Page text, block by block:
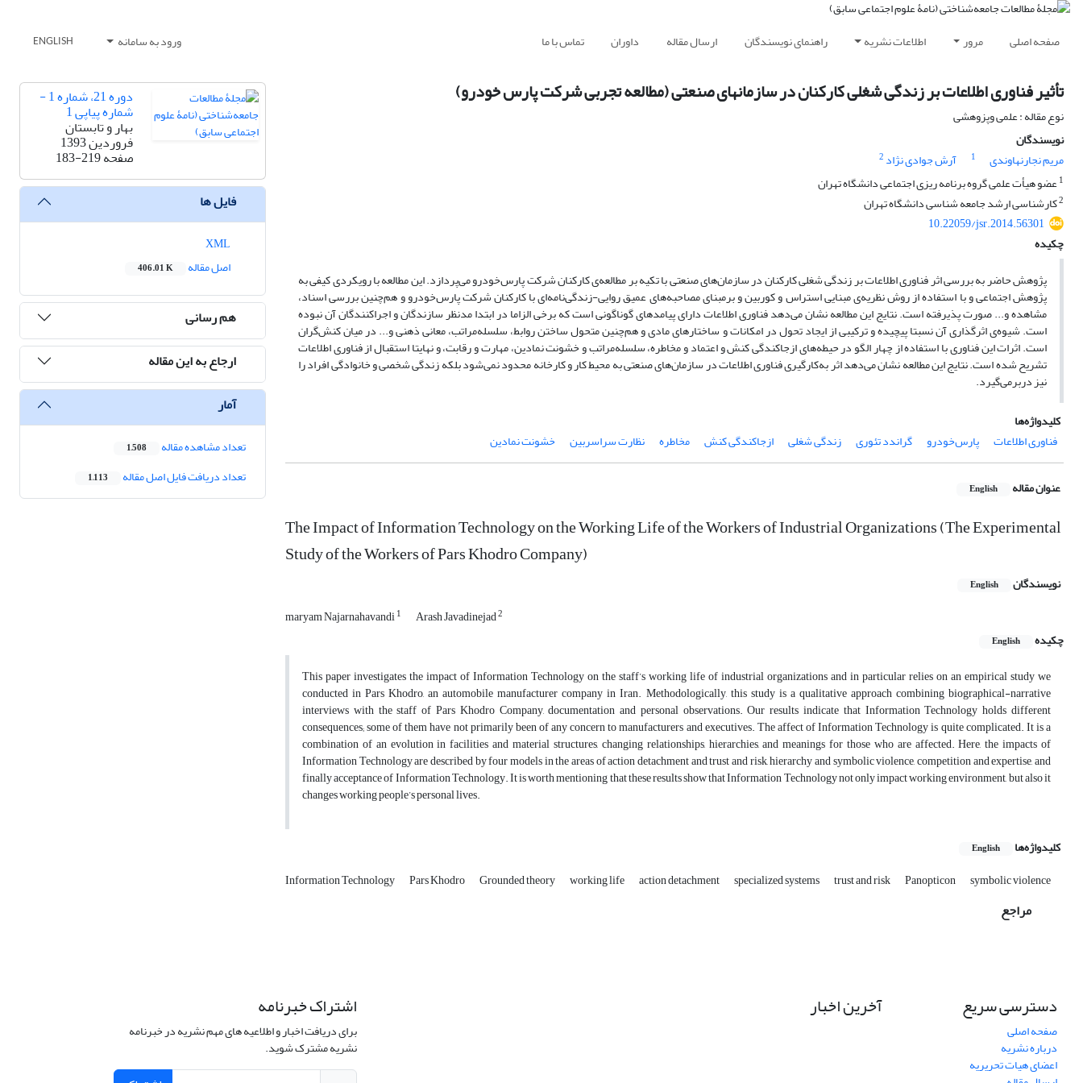
صفحه اصلی مرور اطلاعات نشریه راهنمای نویسندگان ارسال مقاله داوران تماس با ما ورود به سامانه ENGLISH
تأثیر فناوری اطلاعات بر زندگی شغلی کارکنان در سازمان‏های صنعتی (مطالعه تجربی شرکت پارس خودرو)
نوع مقاله : علمی وپزوهشی
نویسندگان
مریم نجارنهاوندی
1 آرش جوادی نژاد 2
1عضو هیأت علمی گروه برنامه ‏ریزی اجتماعی دانشگاه تهران
2کارشناسی ارشد جامعه ‏شناسی دانشگاه تهران
10.22059/jsr.2014.56301
چکیده
پژوهش حاضر به بررسی اثر فناوری اطلاعات بر زندگی شغلی کارکنان در سازمان‌های صنعتی با تکیه بر مطالعه‌ی کارکنان شرکت پارس‌خودرو می‌پردازد. این مطالعه با رویکردی کیفی به
پژوهش اجتماعی و با استفاده از روش نظریه‌ی مبنایی استراس و کوربین و برمبنای مصاحبه‌های عمیق روایی-زندگی‌نامه‌ای با کارکنان شرکت پارس‌خودرو و هم‌چنین بررسی اسناد،
مشاهده و... صورت پذیرفته است. نتایج این مطالعه نشان می‌دهد فناوری اطلاعات دارای پیامدهای گوناگونی است که برخی الزاما در ابتدا مدنظر سازندگان و اجراکنندگان آن نبوده
است. شیوه‌ی اثرگذاری آن نسبتا پیچیده و ترکیبی از ایجاد تحول در امکانات و ساختارهای مادی و هم‌چنین متحول ساختن روابط، سلسله‌مراتب، معانی ذهنی و... در میان کنش‌گران
است. اثرات این فناوری با استفاده از چهار الگو در حیطه‌های ازجاکندگی کنش و اعتماد و مخاطره، سلسله‌مراتب و خشونت نمادین، مهارت و رقابت، و نهایتا استقبال از فناوری اطلاعات
تشریح شده است. نتایج این مطالعه نشان می‌دهد اثر به‌کارگیری فناوری اطلاعات در سازمان‌های صنعتی به محیط کار و کارخانه محدود نمی‌شود بلکه زندگی شخصی و خانوادگی افراد را
نیز دربرمی‌گیرد.
کلیدواژه‌ها
فناوری اطلاعات
پارس‌خودرو گراندد تئوری زندگی شغلی ازجاکندگی کنش مخاطره نظارت سراسربین خشونت نمادین
عنوان مقاله English
The Impact of Information Technology on the Working Life of the Workers of Industrial Organizations (The Experimental
Study of the Workers of Pars Khodro Company)
نویسندگان English
maryam Najarnahavandi1 Arash Javadinejad2
چکیده English
This paper investigates the impact of Information Technology on the staff’s working life of industrial organizations and in particular relies on an empirical study we
conducted in Pars Khodro, an automobile manufacturer company in Iran. Methodologically, this study is a qualitative approach combining biographical-narrative
interviews with the staff of Pars Khodro Company, documentation and personal observations. Our results indicate that Information Technology holds different
consequences; some of them have not primarily been of any concern to manufacturers and executives. The affect of Information Technology is quite complicated. It is a
combination of an evolution in facilities and material structures, changing relationships, hierarchies, and meanings for those who are affected. Here, the impacts of
Information Technology are described by four models in the areas of action detachment and trust and risk, hierarchy and symbolic violence, competition and expertise, and
finally acceptance of Information Technology. It is worth mentioning that these results show that Information Technology not only impact working environment, but also it
changes working people’s personal lives.
کلیدواژه‌ها English
Information Technology Pars Khodro Grounded theory working life action detachment specialized systems trust and risk Panopticon symbolic violence
مراجع
دوره 21، شماره 1 -
شماره پیاپی 1
بهار و تابستان
فروردین 1393
صفحه183-219
فایل ها
اصل مقاله
406.01 K
هم رسانی
ارجاع به این مقاله
آمار
تعداد مشاهده مقاله 1,508
تعداد دریافت فایل اصل مقاله 1,113
دسترسی سریع
صفحه اصلی
درباره نشریه
اعضای هیات تحریریه
آخرین اخبار اشتراک خبرنامه
برای دریافت اخبار و اطلاعیه های مهم نشریه در خبرنامه
نشریه مشترک شوید.